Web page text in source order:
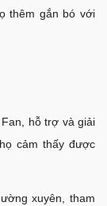
thêm gắn bó với
hỗ trợ và giải
cảm thấy được
xuyên, tham